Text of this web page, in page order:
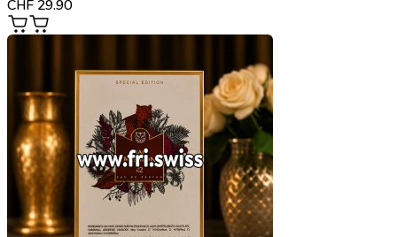
CHF 29.90